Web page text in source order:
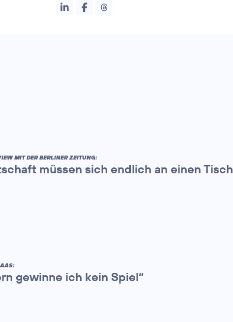
MIT DER BERLINER ZEITUNG:
müssen sich endlich an einen Tisch
gewinne ich kein Spiel“